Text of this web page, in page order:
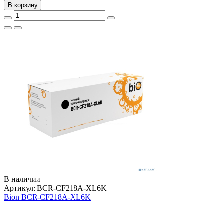
В корзину
В наличии
Артикул: BCR-CF218A-XL6K
Bion BCR-CF218A-XL6K